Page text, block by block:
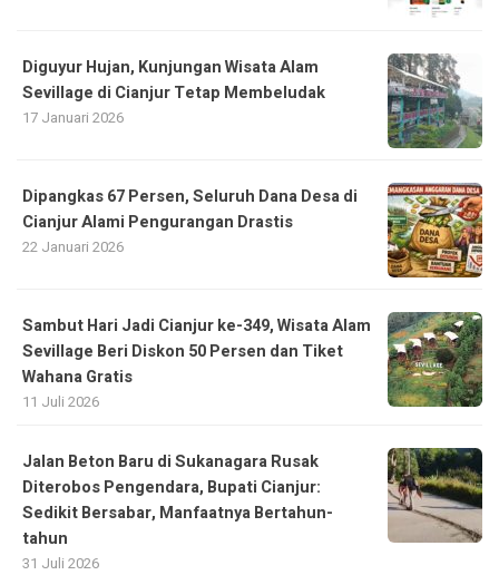
Diguyur Hujan, Kunjungan Wisata Alam
Sevillage di Cianjur Tetap Membeludak
17 Januari 2026
Dipangkas 67 Persen, Seluruh Dana Desa di
Cianjur Alami Pengurangan Drastis
22 Januari 2026
Sambut Hari Jadi Cianjur ke-349, Wisata Alam
Sevillage Beri Diskon 50 Persen dan Tiket
Wahana Gratis
11 Juli 2026
Jalan Beton Baru di Sukanagara Rusak
Diterobos Pengendara, Bupati Cianjur:
Sedikit Bersabar, Manfaatnya Bertahun-
tahun
31 Juli 2026